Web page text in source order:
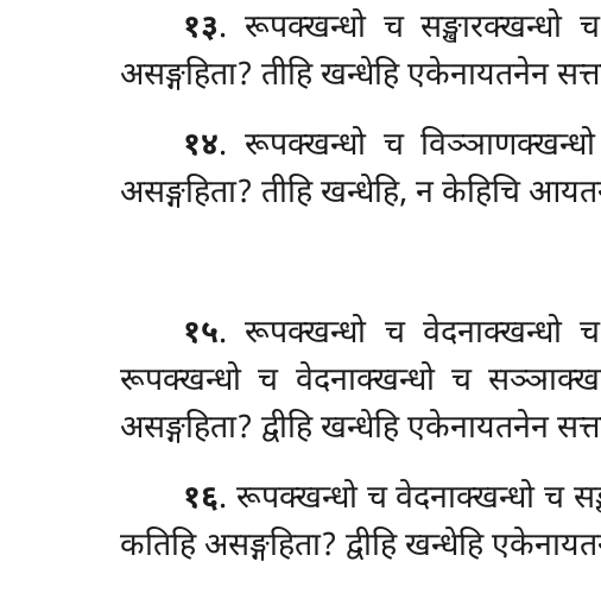
१३. रूपक्खन्धो च सङ्खारक्खन्धो
असङ्गहिता? तीहि खन्धेहि एकेनायतनेन
१४. रूपक्खन्धो च विञ्ञाणक्खन्धो
असङ्गहिता? तीहि खन्धेहि, न केहिचि
१५. रूपक्खन्धो च वेदनाक्खन्धो च
रूपक्खन्धो च वेदनाक्खन्धो च
असङ्गहिता? द्वीहि खन्धेहि एकेनायतनेन
१६. रूपक्खन्धो च वेदनाक्खन्धो च
कतिहि असङ्गहिता? द्वीहि खन्धेहि